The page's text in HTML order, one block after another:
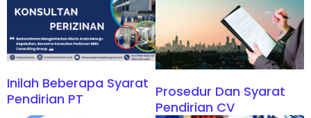
Inilah Beberapa Syarat
Pendirian PT
Prosedur Dan Syarat
Pendirian CV